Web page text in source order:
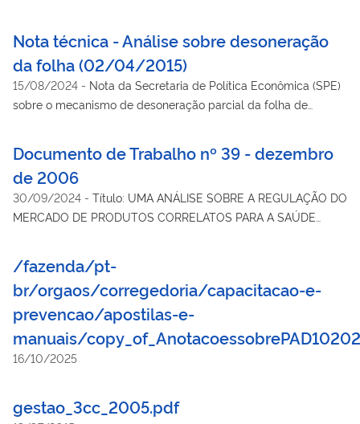
Nota técnica - Análise sobre desoneração
da folha (02/04/2015)
15/08/2024 - Nota da Secretaria de Política Econômica (SPE)
sobre o mecanismo de desoneração parcial da folha de
prevista em lei, assim como por iniciativa das áreas acadêmica
e empresarial.
Documento de Trabalho nº 39 - dezembro
de 2006
30/09/2024 - Título: UMA ANÁLISE SOBRE A REGULAÇÃO DO
MERCADO DE PRODUTOS CORRELATOS PARA A SAÚDE
/fazenda/pt-
br/orgaos/corregedoria/capacitacao-e-
prevencao/apostilas-e-
manuais/
16/10/2025
gestao_3cc_2005.pdf